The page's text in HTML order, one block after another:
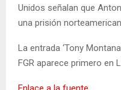
Unidos señalan que
una prisión
La entrada ‘Tony
FGR aparece primero en